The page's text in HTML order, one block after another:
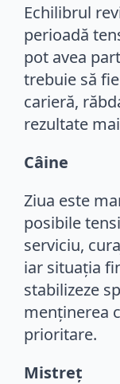
Echilibrul
perioadă
pot avea
trebuie să
carieră,
rezultate
Câine
Ziua este
posibile
serviciu,
iar situația
stabilizeze
menținerea
prioritare.
Mistreț